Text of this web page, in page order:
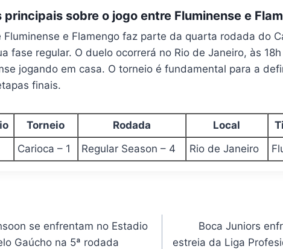
sobre o jogo entre Fluminense e
e Flamengo faz parte da quarta rodada do
fase regular. O duelo ocorrerá no Rio de Janeiro, às
jogando em casa. O torneio é fundamental para a
finais.
Torneio Rodada Local
Carioca – 1 Regular Season – 4 Rio de Janeiro
se enfrentam no Estadio
Gaúcho na 5ª rodada
Boca Juniors
estreia da Liga